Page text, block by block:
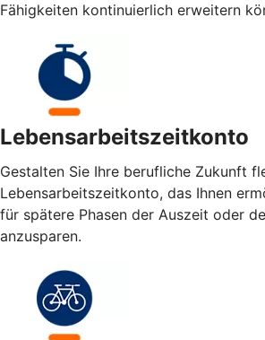
Fähigkeiten kontinuierlich erweitern
Lebensarbeitszeitkonto
Gestalten Sie Ihre berufliche Zukunft
Lebensarbeitszeitkonto, das Ihnen
für spätere Phasen der Auszeit oder
anzusparen.